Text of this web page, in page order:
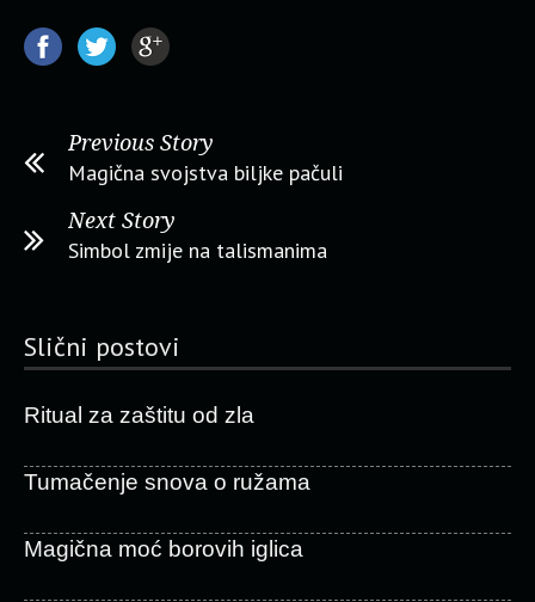
Previous Story
Magična svojstva biljke pačuli
Next Story
Simbol zmije na talismanima
Slični postovi
Ritual za zaštitu od zla
Tumačenje snova o ružama
Magična moć borovih iglica